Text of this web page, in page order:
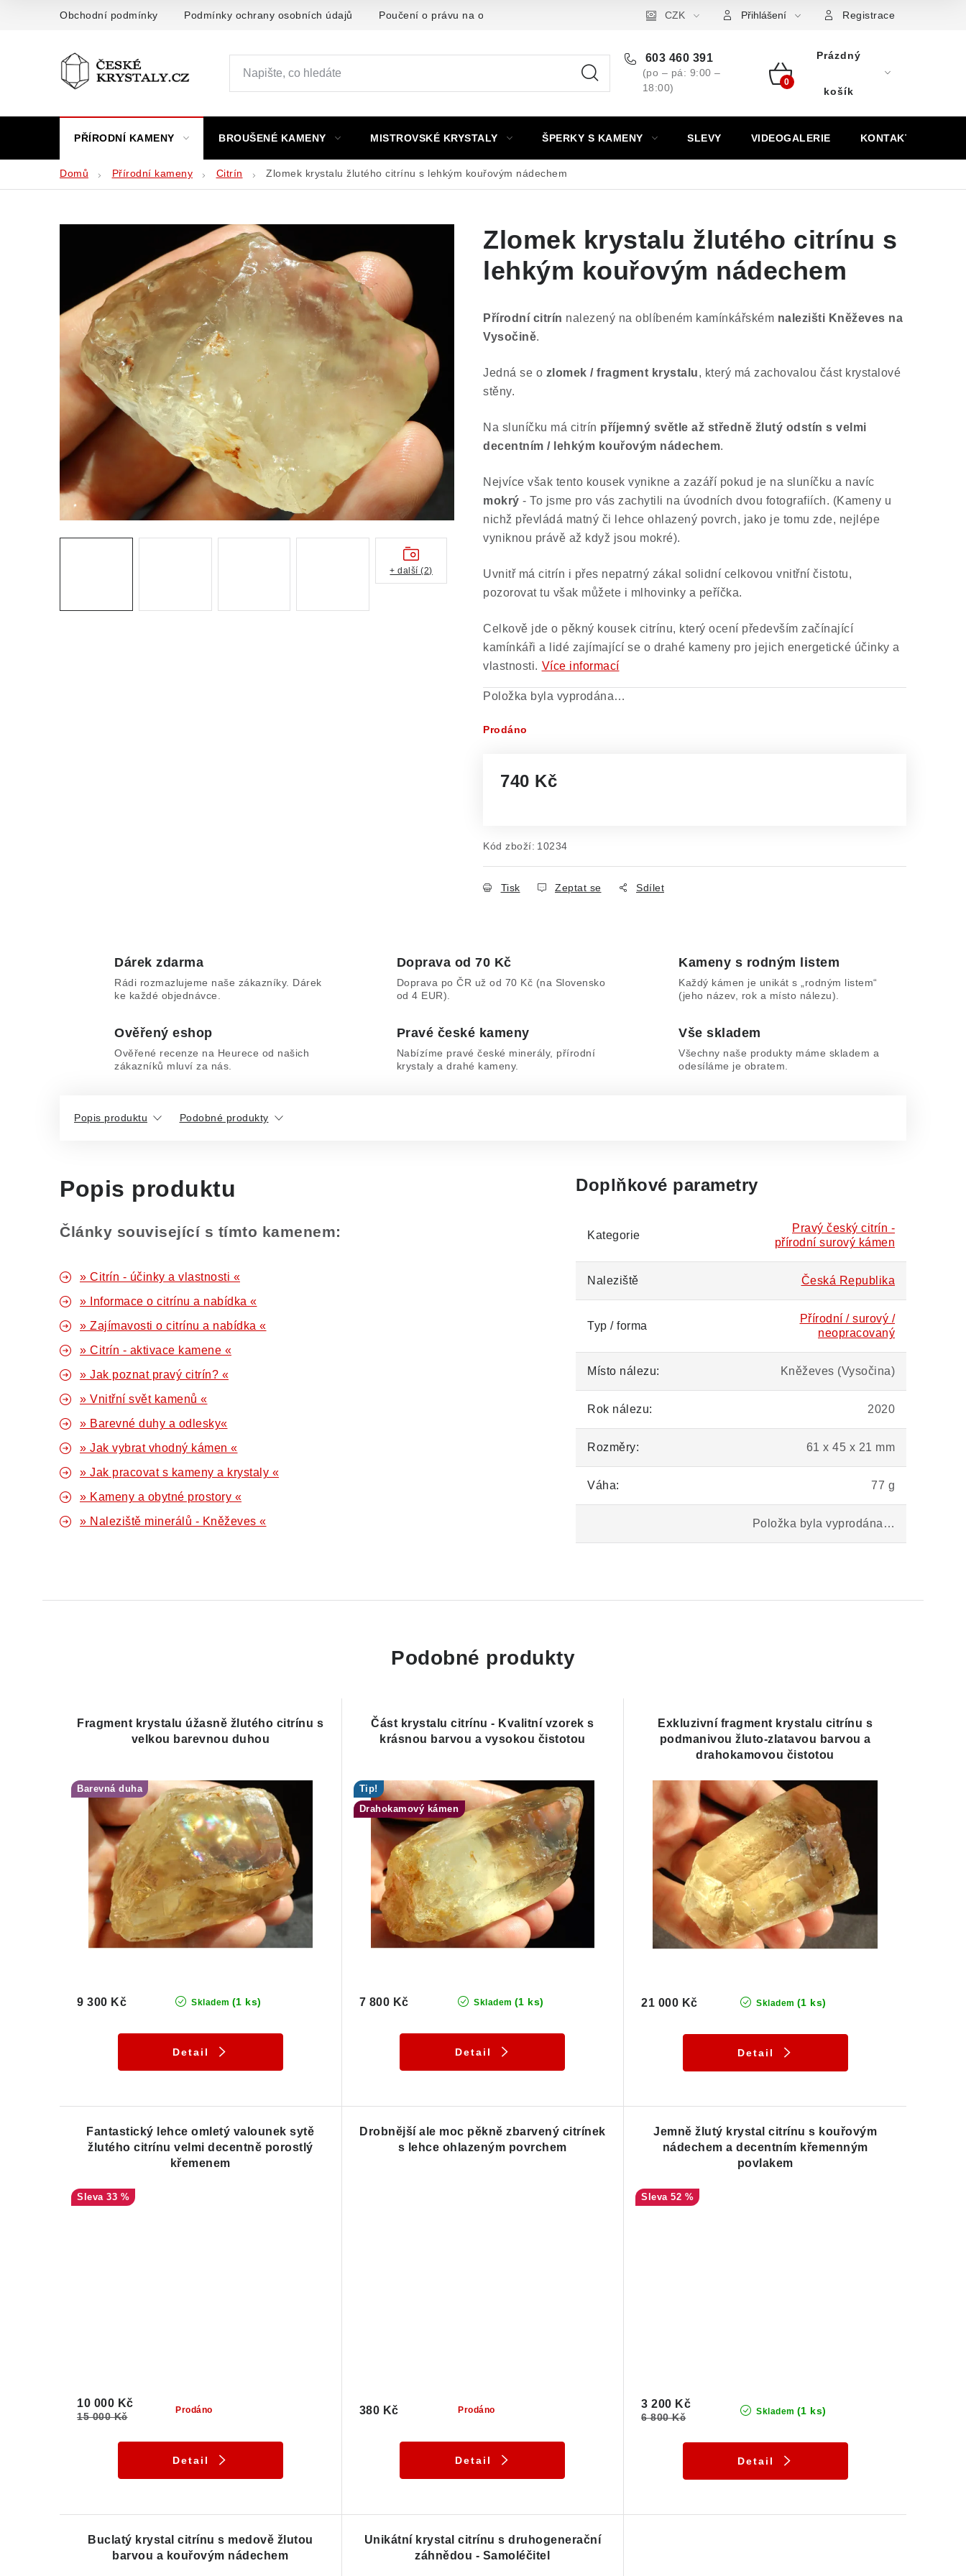
Obchodní podmínky Podmínky ochrany osobních údajů Poučení o právu na odstoupení od smlouvy Puncovní značky Výkup minerálů a drahých kamenů
CZK Přihlášení Registrace
603 460 391
(po – pá: 9:00 –
18:00)
Nákupní
Prázdný
košík
PŘÍRODNÍ KAMENY BROUŠENÉ KAMENY MISTROVSKÉ KRYSTALY ŠPERKY S KAMENY SLEVY VIDEOGALERIE KONTAKT
Domů Přírodní kameny Citrín Zlomek krystalu žlutého citrínu s lehkým kouřovým nádechem
Zlomek krystalu žlutého citrínu s
lehkým kouřovým nádechem
Přírodní citrín nalezený na oblíbeném kamínkářském nalezišti Kněževes na
Vysočině.
Jedná se o zlomek / fragment krystalu, který má zachovalou část krystalové
stěny.
Na sluníčku má citrín příjemný světle až středně žlutý odstín s velmi
decentním / lehkým kouřovým nádechem.
Nejvíce však tento kousek vynikne a zazáří pokud je na sluníčku a navíc
mokrý - To jsme pro vás zachytili na úvodních dvou fotografiích. (Kameny u
nichž převládá matný či lehce ohlazený povrch, jako je tomu zde, nejlépe
vyniknou právě až když jsou mokré).
Uvnitř má citrín i přes nepatrný zákal solidní celkovou vnitřní čistotu,
pozorovat tu však můžete i mlhovinky a peříčka.
Celkově jde o pěkný kousek citrínu, který ocení především začínající
kamínkáři a lidé zajímající se o drahé kameny pro jejich energetické účinky a
vlastnosti. Více informací
Položka byla vyprodána…
Prodáno
740 Kč
Kód zboží: 10234
Tisk Zeptat se Sdílet
+ další (2)
Dárek zdarma
Rádi rozmazlujeme naše zákazníky. Dárek
ke každé objednávce.
Doprava od 70 Kč
Doprava po ČR už od 70 Kč (na Slovensko
od 4 EUR).
Kameny s rodným listem
Každý kámen je unikát s „rodným listem“
(jeho název, rok a místo nálezu).
Ověřený eshop
Ověřené recenze na Heurece od našich
zákazníků mluví za nás.
Pravé české kameny
Nabízíme pravé české minerály, přírodní
krystaly a drahé kameny.
Vše skladem
Všechny naše produkty máme skladem a
odesíláme je obratem.
Popis produktu Podobné produkty
Popis produktu
Články související s tímto kamenem:
» Citrín - účinky a vlastnosti «
» Informace o citrínu a nabídka «
» Zajímavosti o citrínu a nabídka «
» Citrín - aktivace kamene «
» Jak poznat pravý citrín? «
» Vnitřní svět kamenů «
» Barevné duhy a odlesky«
» Jak vybrat vhodný kámen «
» Jak pracovat s kameny a krystaly «
» Kameny a obytné prostory «
» Naleziště minerálů - Kněževes «
Doplňkové parametry
Kategorie
Pravý český citrín -
přírodní surový kámen
Naleziště Česká Republika
Typ / forma
Přírodní / surový /
neopracovaný
Místo nálezu: Kněževes (Vysočina)
Rok nálezu: 2020
Rozměry: 61 x 45 x 21 mm
Váha: 77 g
Položka byla vyprodána…
Podobné produkty
Fragment krystalu úžasně žlutého citrínu s
velkou barevnou duhou
Barevná duha
Skladem (1 ks)
9 300 Kč
Detail
Část krystalu citrínu - Kvalitní vzorek s
krásnou barvou a vysokou čistotou
Tip!
Drahokamový kámen
Skladem (1 ks)
7 800 Kč
Detail
Exkluzivní fragment krystalu citrínu s
podmanivou žluto-zlatavou barvou a
drahokamovou čistotou
Skladem (1 ks)
21 000 Kč
Detail
Fantastický lehce omletý valounek sytě
žlutého citrínu velmi decentně porostlý
křemenem
33 %
Prodáno
10 000 Kč
15 000 Kč
Detail
Drobnější ale moc pěkně zbarvený citrínek
s lehce ohlazeným povrchem
Prodáno
380 Kč
Detail
Jemně žlutý krystal citrínu s kouřovým
nádechem a decentním křemenným
povlakem
52 %
Skladem (1 ks)
3 200 Kč
6 800 Kč
Detail
Buclatý krystal citrínu s medově žlutou
barvou a kouřovým nádechem
Unikátní krystal citrínu s druhogenerační
záhnědou - Samoléčitel